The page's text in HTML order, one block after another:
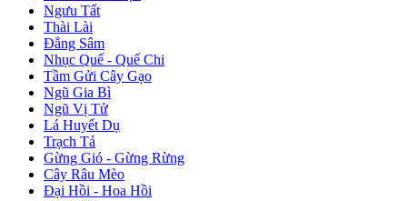
Ngưu Tất
Thài Lài
Đẳng Sâm
Nhục Quế - Quế Chi
Tầm Gửi Cây Gạo
Ngũ Gia Bì
Ngũ Vị Tử
Lá Huyết Dụ
Trạch Tả
Gừng Gió - Gừng Rừng
Cây Râu Mèo
Đại Hồi - Hoa Hồi